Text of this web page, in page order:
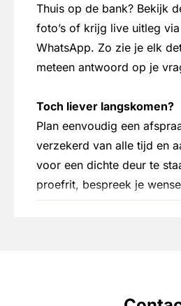
lederen versnellingspook
lendesteun
verstelbaar
matrix LED koplampen
multimedia scherm klein
multimedia-voorbereiding
parkeersensor achter
parkeersensor voor
passagiersairbag
Thuis op de bank? Bekijk
foto’s of krijg live uitleg
WhatsApp. Zo zie je elk
meteen antwoord op je
Toch liever langskomen?
Plan eenvoudig een
verzekerd van alle tijd en
voor een dichte deur te
proefrit, bespreek je
desgewenst direct weg in
bij Experience Store